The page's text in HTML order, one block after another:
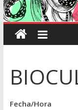
Fecha/Hora